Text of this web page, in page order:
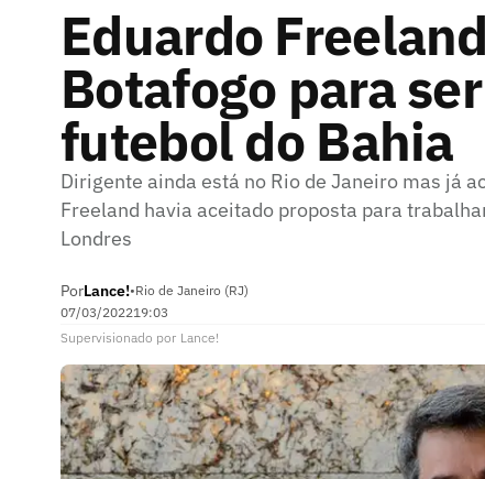
Eduardo
Botafogo para
futebol do Bahia
Dirigente ainda está no Rio de Janeiro mas já
Freeland havia aceitado proposta para
Londres
PorLance!•Rio de Janeiro (RJ)
07/03/202219:03
Supervisionado por Lance!